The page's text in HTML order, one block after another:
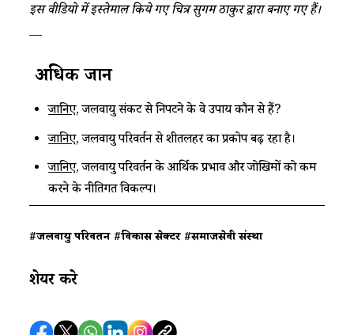
इस वीडियो में इस्तेमाल किये गए चित्र सुगम ठाकुर द्वारा बनाए गए हैं।
—
अधिक जानें
जानिए, जलवायु संकट से निपटने के वे उपाय कौन से हैं?
जानिए, जलवायु परिवर्तन से शीतलहर का प्रकोप बढ़ रहा है।
जानिए, जलवायु परिवर्तन के आर्थिक प्रभाव और जोखिमों को कम
करने के नीतिगत विकल्प।
#जलवायु परिवर्तन #विकास सेक्टर #समाजसेवी संस्था
शेयर करे